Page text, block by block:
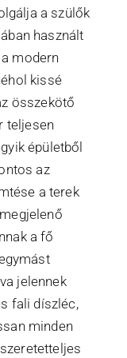
a szülők
használt
modern
kissé
összekötő
teljesen
épületből
az
a terek
a fő
jelennek
fali díszléc,
minden